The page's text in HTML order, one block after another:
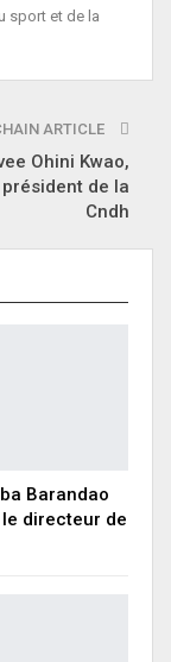
sport et de la
ARTICLE
Ohini Kwao,
de la
Cndh
Barandao
le directeur de